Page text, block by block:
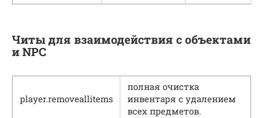
Читы для взаимодействия с объектами
и NPC
player.removeallitems
полная очистка
инвентаря с удалением
всех предметов.